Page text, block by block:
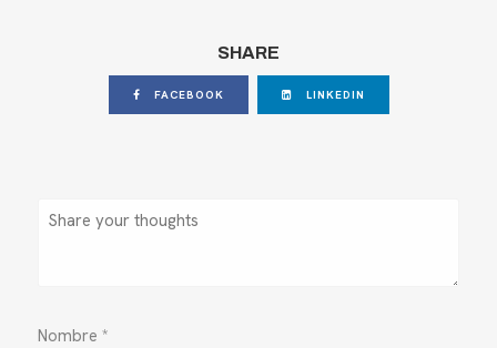
SHARE
FACEBOOK LINKEDIN
Nombre*